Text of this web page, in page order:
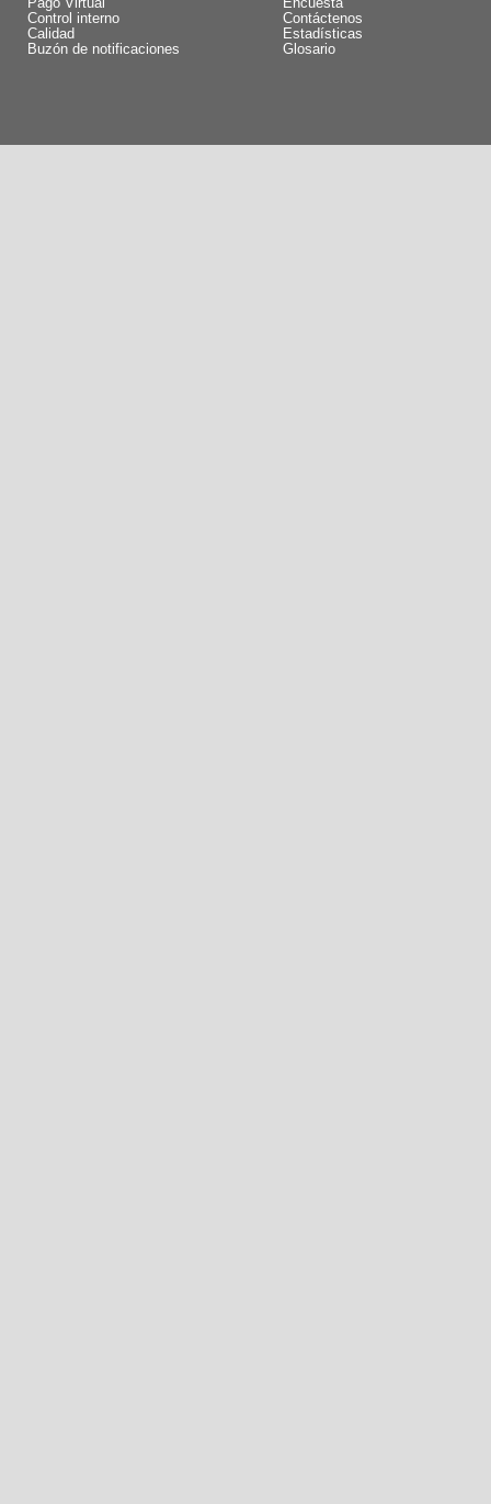
Pago Virtual
Control interno
Calidad
Buzón de notificaciones
Encuesta
Contáctenos
Estadísticas
Glosario